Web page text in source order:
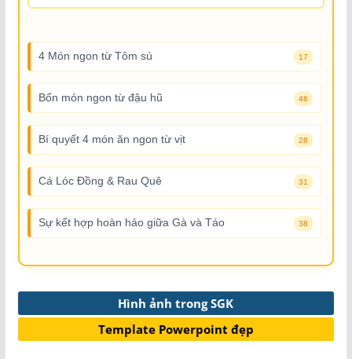
4 Món ngon từ Tôm sú 17
Bốn món ngon từ đậu hũ 46
Bí quyết 4 món ăn ngon từ vịt 28
Cá Lóc Đồng & Rau Quê 31
Sự kết hợp hoàn hảo giữa Gà và Táo 38
Hình ảnh trong SGK
Template Powerpoint đẹp